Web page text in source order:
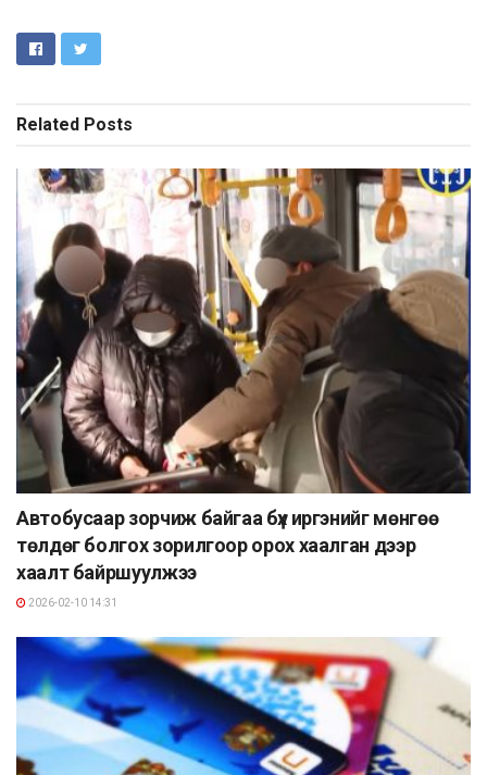
Related Posts
Автобусаар зорчиж байгаа бүх иргэнийг мөнгөө
төлдөг болгох зорилгоор орох хаалган дээр
хаалт байршуулжээ
2026-02-10 14:31